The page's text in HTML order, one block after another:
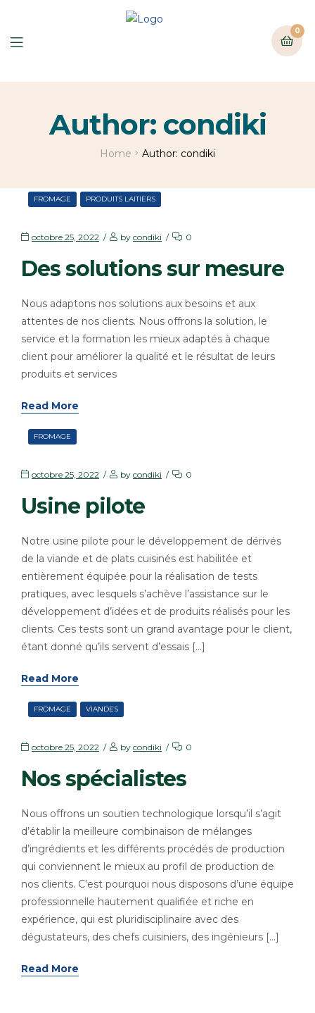
0
Author: condiki
Home Author: condiki
FROMAGE PRODUITS LAITIERS
octobre 25, 2022 by condiki 0
Des solutions sur mesure
Nous adaptons nos solutions aux besoins et aux
attentes de nos clients. Nous offrons la solution, le
service et la formation les mieux adaptés à chaque
client pour améliorer la qualité et le résultat de leurs
produits et services
Read More
FROMAGE
octobre 25, 2022 by condiki 0
Usine pilote
Notre usine pilote pour le développement de dérivés
de la viande et de plats cuisinés est habilitée et
entièrement équipée pour la réalisation de tests
pratiques, avec lesquels s’achève l’assistance sur le
développement d’idées et de produits réalisés pour les
clients. Ces tests sont un grand avantage pour le client,
étant donné qu’ils servent d’essais […]
Read More
FROMAGE VIANDES
octobre 25, 2022 by condiki 0
Nos spécialistes
Nous offrons un soutien technologique lorsqu’il s’agit
d’établir la meilleure combinaison de mélanges
d’ingrédients et les différents procédés de production
qui conviennent le mieux au profil de production de
nos clients. C’est pourquoi nous disposons d’une équipe
professionnelle hautement qualifiée et riche en
expérience, qui est pluridisciplinaire avec des
dégustateurs, des chefs cuisiniers, des ingénieurs […]
Read More